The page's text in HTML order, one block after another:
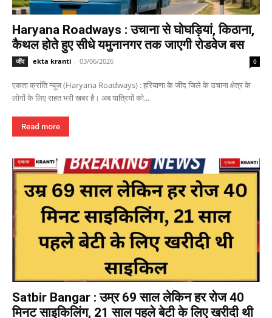
Haryana Roadways : उचाना से घोघड़ियां, किठाना,
कैथल होते हुए सीधे यमुनानगर तक जाएगी रोडवेज बस
जींद ekta kranti - 03/06/2026 0
एकता क्रांति न्यूज (Haryana Roadways) : हरियाणा के जींद जिले के उचाना क्षेत्र के
लोगों के लिए राहत भरी खबर है। अब यात्रियों को...
Read more
Satbir Bangar : उम्र 69 साल लेकिन हर रोज 40
मिनट साइकिलिंग, 21 साल पहले बेटी के लिए खरीदी थी